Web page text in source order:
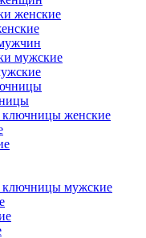
женские
мужские
женские
мужские